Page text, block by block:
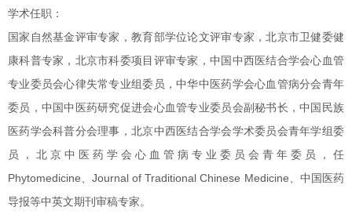
学术任职：
国家自然基金评审专家，教育部学位论文评审专家，北京市卫健委健
康科普专家，北京市科委项目评审专家，中国中西医结合学会心血管
专业委员会心律失常专业组委员，中华中医药学会心血管病分会青年
委员，中国中医药研究促进会心血管专业委员会副秘书长，中国民族
医药学会科普分会理事，北京中西医结合学会学术委员会青年学组委
员，北京中医药学会心血管病专业委员会青年委员，任
Phytomedicine、Journal of Traditional Chinese Medicine、中国医药
导报等中英文期刊审稿专家。